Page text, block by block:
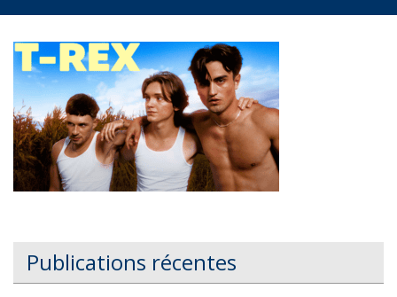
Publications récentes